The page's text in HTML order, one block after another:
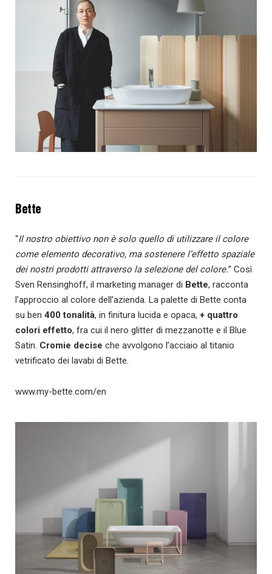
Bette
“Il nostro obiettivo non è solo quello di utilizzare il colore
come elemento decorativo, ma sostenere l’effetto spaziale
dei nostri prodotti attraverso la selezione del colore.” Così
Sven Rensinghoff, il marketing manager di Bette, racconta
l’approccio al colore dell’azienda. La palette di Bette conta
su ben 400 tonalità, in finitura lucida e opaca, + quattro
colori effetto, fra cui il nero glitter di mezzanotte e il Blue
Satin. Cromie decise che avvolgono l’acciaio al titanio
vetrificato dei lavabi di Bette.
www.my-bette.com/en